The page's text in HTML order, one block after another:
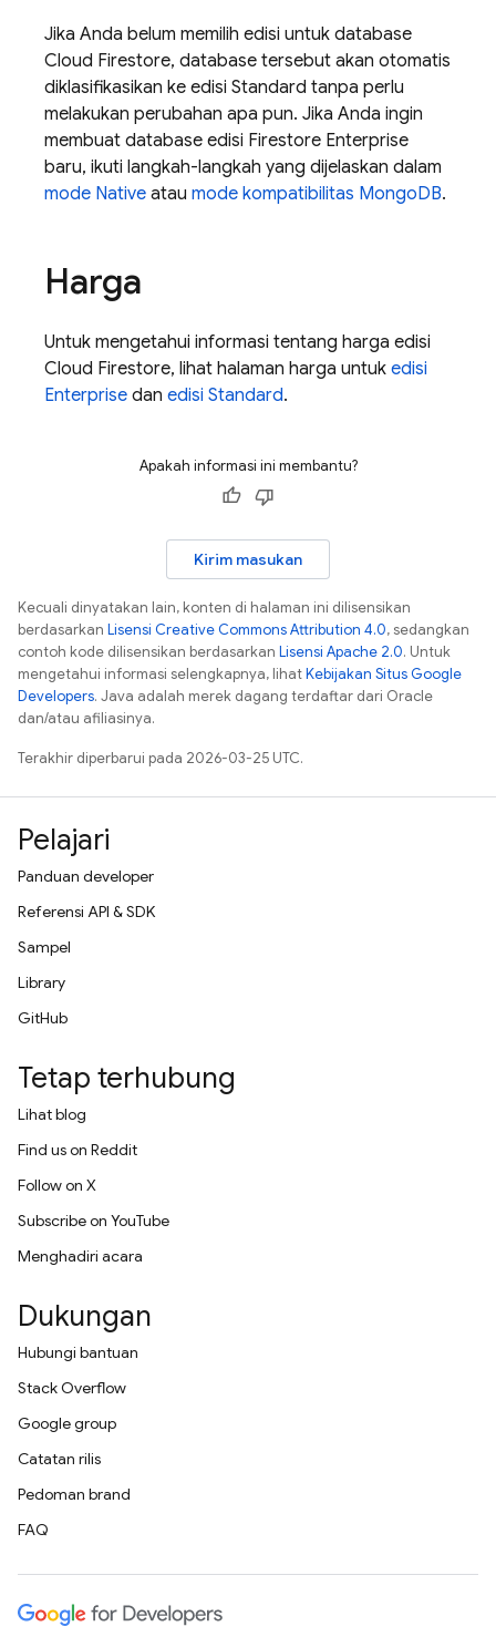
Jika Anda belum memilih edisi untuk database
Cloud Firestore, database tersebut akan otomatis
diklasifikasikan ke edisi Standard tanpa perlu
melakukan perubahan apa pun. Jika Anda ingin
membuat database edisi Firestore Enterprise
baru, ikuti langkah-langkah yang dijelaskan dalam
mode Native atau mode kompatibilitas MongoDB.
Harga
Untuk mengetahui informasi tentang harga edisi
Cloud Firestore, lihat halaman harga untuk edisi
Enterprise dan edisi Standard.
Apakah informasi ini membantu?
Kirim masukan
Kecuali dinyatakan lain, konten di halaman ini dilisensikan
berdasarkan Lisensi Creative Commons Attribution 4.0, sedangkan
contoh kode dilisensikan berdasarkan Lisensi Apache 2.0. Untuk
mengetahui informasi selengkapnya, lihatKebijakan Situs Google
Developers. Java adalah merek dagang terdaftar dari Oracle
dan/atau afiliasinya.
Terakhir diperbarui pada 2026-03-25 UTC.
Pelajari
Panduan developer
Referensi API & SDK
Sampel
Library
GitHub
Tetap terhubung
Lihat blog
Find us on Reddit
Follow on X
Subscribe on YouTube
Menghadiri acara
Dukungan
Hubungi bantuan
Stack Overflow
Google group
Catatan rilis
Pedoman brand
FAQ